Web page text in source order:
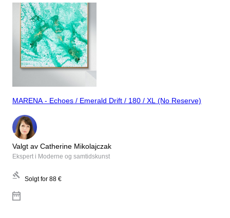
MARENA - Echoes / Emerald Drift / 180 / XL (No Reserve)
Valgt av Catherine Mikolajczak
Ekspert i Moderne og samtidskunst
Solgt for 88 €